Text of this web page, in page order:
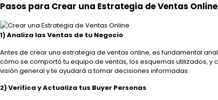
Pasos para Crear una Estrategia de Ventas
1) Analiza las Ventas de tu Negocio
Antes de crear una estrategia de ventas online, es fundamental
cómo se comportó tu equipo de ventas, los esquemas utilizados,
visión general y te ayudará a tomar decisiones informadas.
2) Verifica y Actualiza tus Buyer Personas